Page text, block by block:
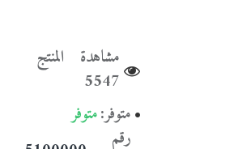
متوفر:متوفر
رقم
مشاهدة المنتج
5547